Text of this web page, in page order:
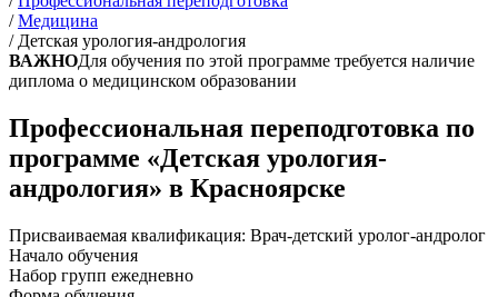
/ Медицина
/ Детская урология-андрология
ВАЖНОДля обучения по этой программе требуется наличие
диплома о медицинском образовании
Профессиональная переподготовка по
программе «Детская урология-
андрология» в Красноярске
Присваиваемая квалификация: Врач-детский уролог-андролог
Начало обучения
Набор групп ежедневно